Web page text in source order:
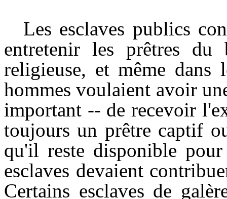
Les esclaves publics
entretenir les prêtres du
religieuse, et même dans
hommes voulaient avoir
important -- de recevoir
toujours un prêtre captif
qu'il reste disponible
esclaves devaient
Certains esclaves de